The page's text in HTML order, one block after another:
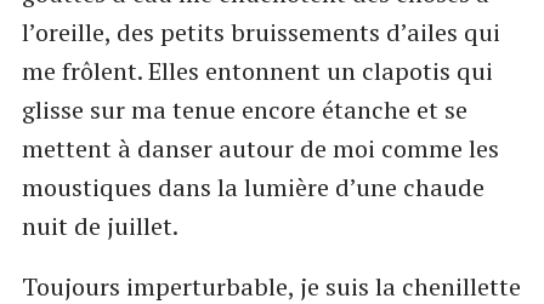
l’oreille, des petits bruissements d’ailes qui
me frôlent. Elles entonnent un clapotis qui
glisse sur ma tenue encore étanche et se
mettent à danser autour de moi comme les
moustiques dans la lumière d’une chaude
nuit de juillet.
Toujours imperturbable, je suis la chenillette